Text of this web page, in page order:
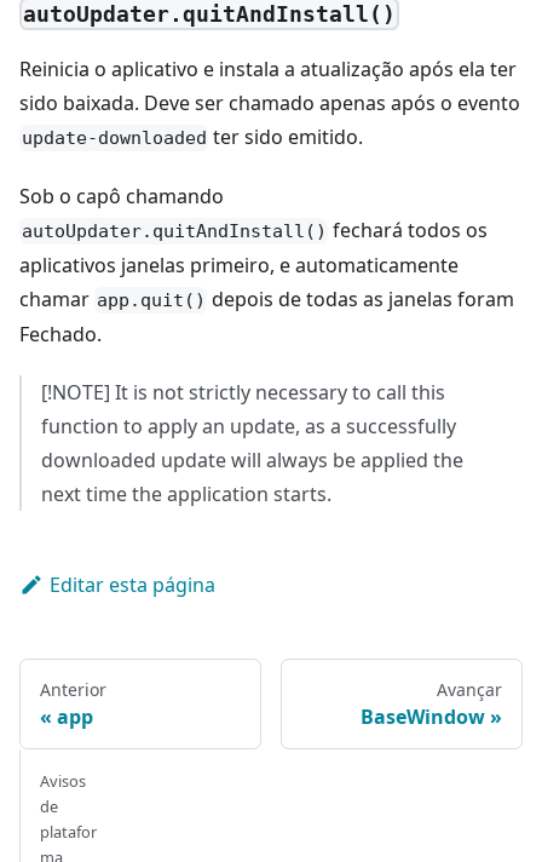
autoUpdater.quitAndInstall()
Reinicia o aplicativo e instala a atualização após ela ter
sido baixada. Deve ser chamado apenas após o evento
update-downloaded ter sido emitido.
Sob o capô chamando
autoUpdater.quitAndInstall() fechará todos os
aplicativos janelas primeiro, e automaticamente
chamar app.quit() depois de todas as janelas foram
Fechado.
[!NOTE] It is not strictly necessary to call this
function to apply an update, as a successfully
downloaded update will always be applied the
next time the application starts.
Editar esta página
Anterior
app
Avançar
BaseWindow
Avisos
de
platafor
ma